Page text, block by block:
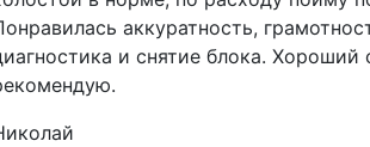
аккуратность,
и снятие блока. Хороший